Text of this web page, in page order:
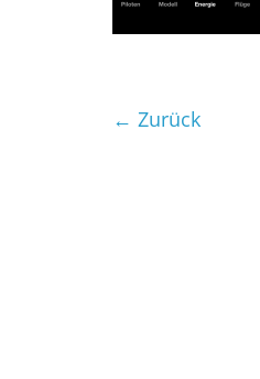
← Zurück